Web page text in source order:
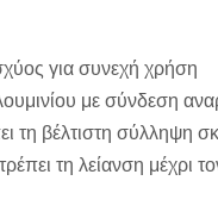
για συνεχή χρήση
με σύνδεση
τη βέλτιστη σύλληψη
τη λείανση μέχρι